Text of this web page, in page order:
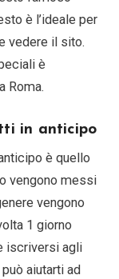
è l’ideale per
vedere il sito.
è
Roma.
in anticipo
è quello
vengono messi
vengono
1 giorno
iscriversi agli
aiutarti ad